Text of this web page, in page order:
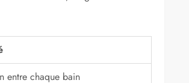
entre chaque bain